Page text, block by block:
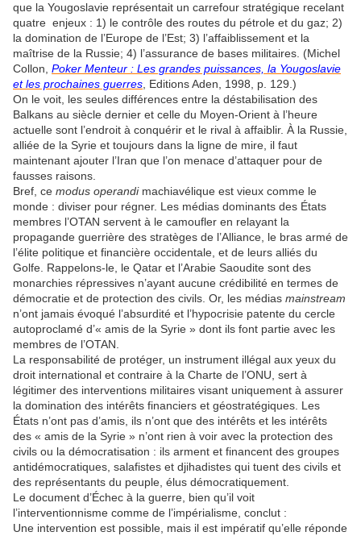
que la Yougoslavie représentait un carrefour stratégique recelant
quatre enjeux : 1) le contrôle des routes du pétrole et du gaz; 2)
la domination de l’Europe de l’Est; 3) l’affaiblissement et la
maîtrise de la Russie; 4) l’assurance de bases militaires. (Michel
Collon, Poker Menteur : Les grandes puissances, la Yougoslavie
et les prochaines guerres , Editions Aden, 1998, p. 129.)
On le voit, les seules différences entre la déstabilisation des
Balkans au siècle dernier et celle du Moyen-Orient à l’heure
actuelle sont l’endroit à conquérir et le rival à affaiblir. À la Russie,
alliée de la Syrie et toujours dans la ligne de mire, il faut
maintenant ajouter l’Iran que l’on menace d’attaquer pour de
fausses raisons.
Bref, ce modus operandimachiavélique est vieux comme le
monde : diviser pour régner. Les médias dominants des États
membres l’OTAN servent à le camoufler en relayant la
propagande guerrière des stratèges de l’Alliance, le bras armé de
l’élite politique et financière occidentale, et de leurs alliés du
Golfe. Rappelons-le, le Qatar et l’Arabie Saoudite sont des
monarchies répressives n’ayant aucune crédibilité en termes de
démocratie et de protection des civils. Or, les médias mainstream
n’ont jamais évoqué l’absurdité et l’hypocrisie patente du cercle
autoproclamé d’« amis de la Syrie » dont ils font partie avec les
membres de l’OTAN.
La responsabilité de protéger, un instrument illégal aux yeux du
droit international et contraire à la Charte de l’ONU, sert à
légitimer des interventions militaires visant uniquement à assurer
la domination des intérêts financiers et géostratégiques. Les
États n’ont pas d’amis, ils n’ont que des intérêts et les intérêts
des « amis de la Syrie » n’ont rien à voir avec la protection des
civils ou la démocratisation : ils arment et financent des groupes
antidémocratiques, salafistes et djihadistes qui tuent des civils et
des représentants du peuple, élus démocratiquement.
Le document d’Échec à la guerre, bien qu’il voit
l’interventionnisme comme de l’impérialisme, conclut :
Une intervention est possible, mais il est impératif qu’elle réponde